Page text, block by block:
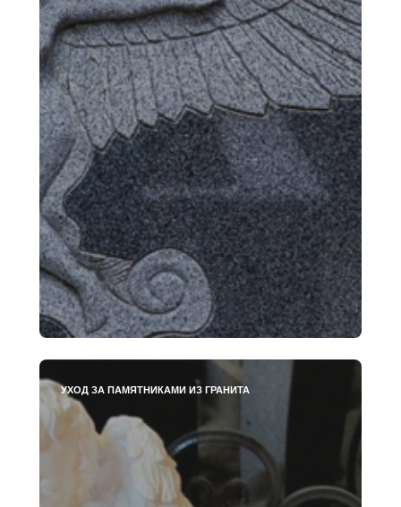
УХОД ЗА ПАМЯТНИКАМИ ИЗ ГРАНИТА